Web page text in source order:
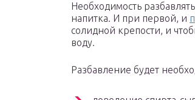
Необходимость
напитка. И при первой, и
солидной крепости, и
воду.
Разбавление будет